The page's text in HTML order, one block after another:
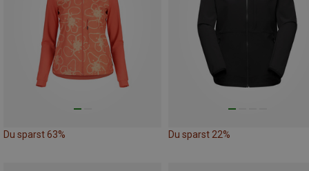
Du sparst 63% Du sparst 22%